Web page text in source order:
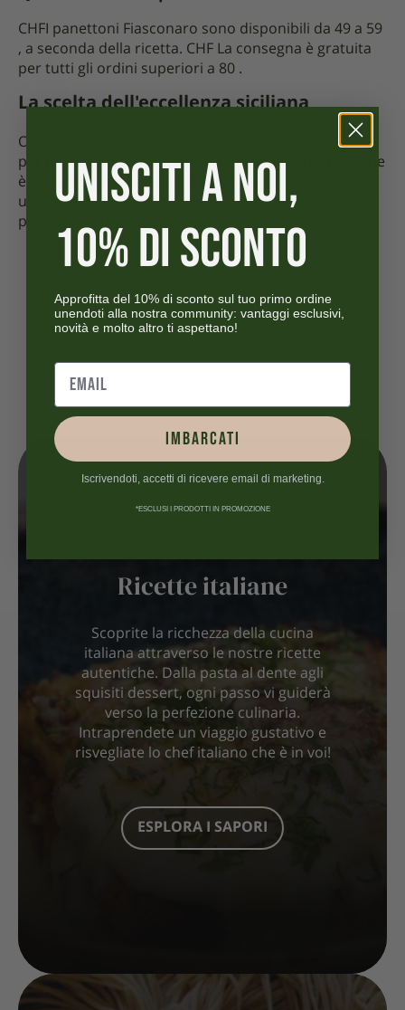
CHFI panettoni Fiasconaro sono disponibili da 49 a 59
, a seconda della ricetta. CHF La consegna è gratuita
per tutti gli ordini superiori a 80 .
La scelta dell'eccellenza siciliana
Ordinare un panettone Fiasconaro significa optare
per un'autentica tradizione pasticcera. Ogni creazione
è il risultato di una lavorazione artigianale unica, che
unisce la qualità degli ingredienti siciliani ai metodi di
produzione tradizionali.
Ricette italiane
Scoprite la ricchezza della cucina
italiana attraverso le nostre ricette
autentiche. Dalla pasta al dente agli
squisiti dessert, ogni passo vi guiderà
verso la perfezione culinaria.
Intraprendete un viaggio gustativo e
risvegliate lo chef italiano che è in voi!
ESPLORA I SAPORI
UNISCITI A NOI,
10% DI SCONTO
Approfitta del 10% di sconto sul tuo primo ordine
unendoti alla nostra community: vantaggi esclusivi,
novità e molto altro ti aspettano!
IMBARCATI
Iscrivendoti, accetti di ricevere email di marketing.
*ESCLUSI I PRODOTTI IN PROMOZIONE